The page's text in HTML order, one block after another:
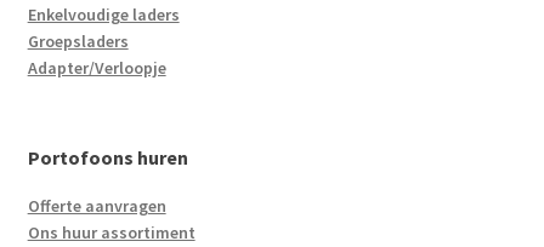
Enkelvoudige laders
Groepsladers
Adapter/Verloopje
Portofoons huren
Offerte aanvragen
Ons huur assortiment